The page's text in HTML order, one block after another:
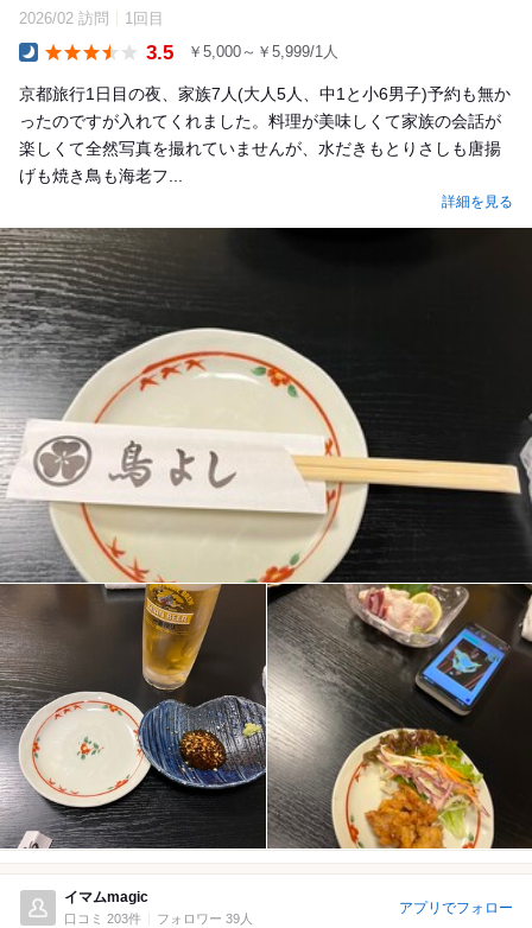
2026/02 訪問 1回目
3.5 ￥5,000～￥5,999/1人
京都旅行1日目の夜、家族7人(大人5人、中1と小6男子)予約も無か
ったのですが入れてくれました。料理が美味しくて家族の会話が
楽しくて全然写真を撮れていませんが、水だきもとりさしも唐揚
げも焼き鳥も海老フ...
詳細を見る
イマムmagic
口コミ 203件 フォロワー 39人
アプリでフォロー